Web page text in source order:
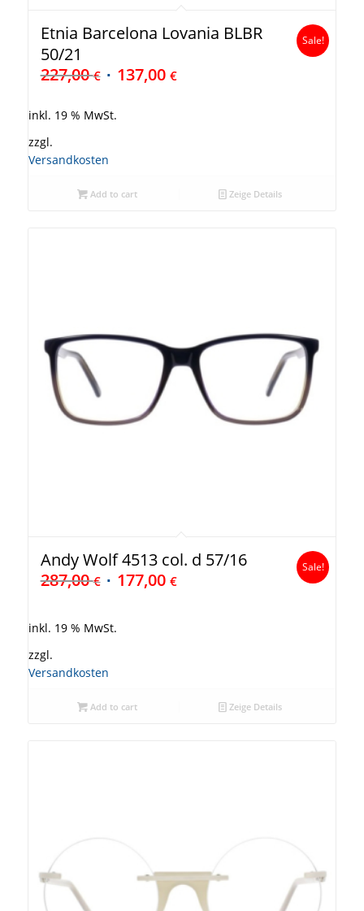
Etnia Barcelona Lovania BLBR
50/21
227,00€ 137,00 €
Sale!
inkl. 19 % MwSt.
zzgl.
Versandkosten
Add to cart Zeige Details
Andy Wolf 4513 col. d 57/16
287,00€ 177,00 €
Sale!
inkl. 19 % MwSt.
zzgl.
Versandkosten
Add to cart Zeige Details